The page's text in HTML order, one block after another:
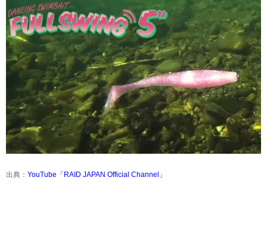
出典： YouTube「RAID JAPAN Official Channel」